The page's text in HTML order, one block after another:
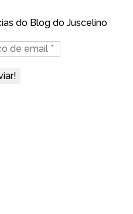
do Blog do Juscelino